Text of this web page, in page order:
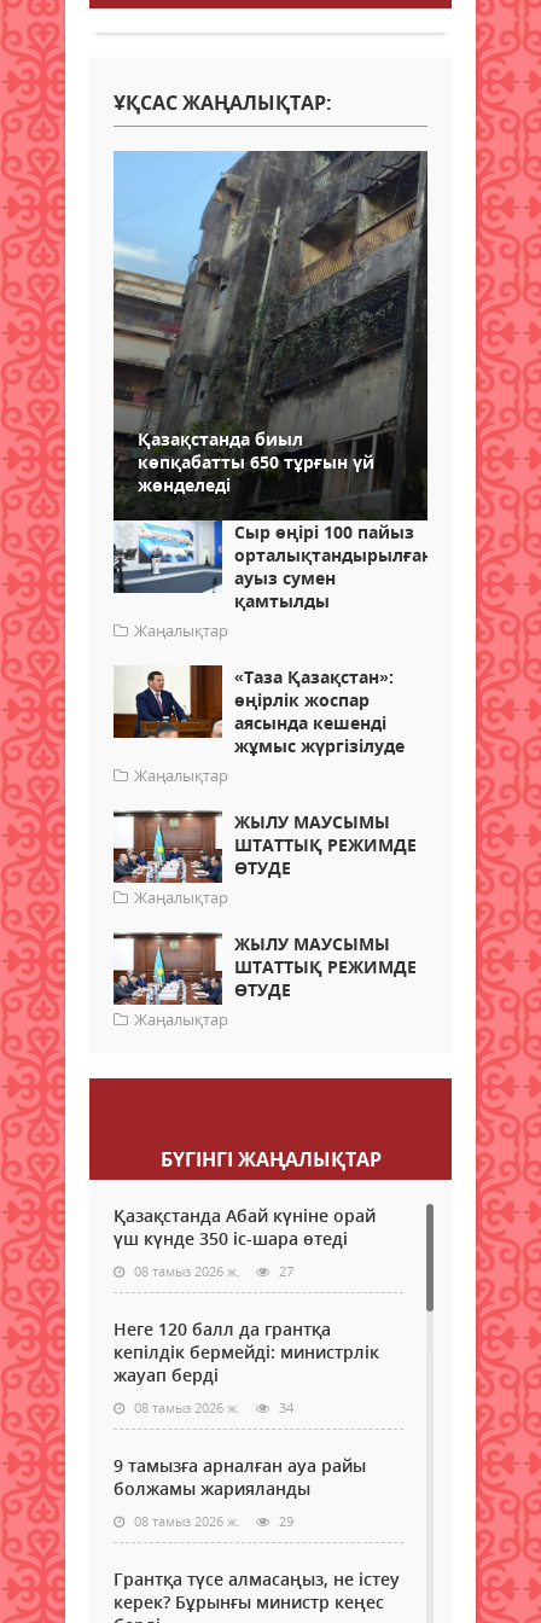
ҰҚСАС ЖАҢАЛЫҚТАР:
Қазақстанда биыл
көпқабатты 650 тұрғын үй
жөнделеді
Сыр өңірі 100 пайыз
орталықтандырылған
ауыз сумен
қамтылды
Жаңалықтар
«Таза Қазақстан»:
өңірлік жоспар
аясында кешенді
жұмыс жүргізілуде
Жаңалықтар
ЖЫЛУ МАУСЫМЫ
ШТАТТЫҚ РЕЖИМДЕ
ӨТУДЕ
Жаңалықтар
ЖЫЛУ МАУСЫМЫ
ШТАТТЫҚ РЕЖИМДЕ
ӨТУДЕ
Жаңалықтар
БҮГІНГI ЖАҢАЛЫҚТАР
Қазақстанда Абай күніне орай
үш күнде 350 іс-шара өтеді
08 тамыз 2026 ж. 27
Неге 120 балл да грантқа
кепілдік бермейді: министрлік
жауап берді
08 тамыз 2026 ж. 34
9 тамызға арналған ауа райы
болжамы жарияланды
08 тамыз 2026 ж. 29
Грантқа түсе алмасаңыз, не істеу
керек? Бұрынғы министр кеңес